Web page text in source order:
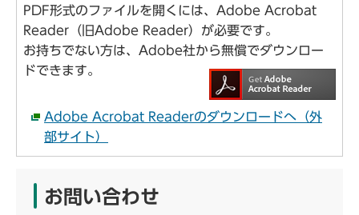
PDF形式のファイルを開くには、Adobe Acrobat
Reader（旧Adobe Reader）が必要です。
お持ちでない方は、Adobe社から無償でダウンロー
ドできます。
Adobe Acrobat Readerのダウンロードへ（外
部サイト）
お問い合わせ